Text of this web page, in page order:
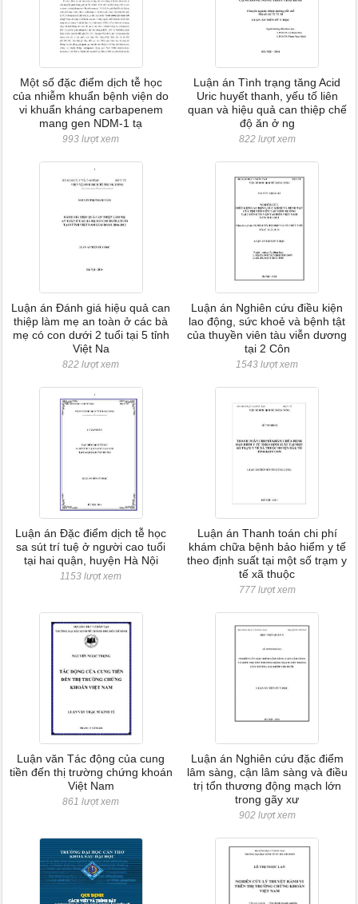
Một số đặc điểm dịch tễ học
của nhiễm khuẩn bệnh viện do
vi khuẩn kháng carbapenem
mang gen NDM-1 tạ
993 lượt xem
Luận án Tình trạng tăng Acid
Uric huyết thanh, yếu tố liên
quan và hiệu quả can thiệp chế
độ ăn ở ng
822 lượt xem
Luận án Đánh giá hiệu quả can
thiệp làm mẹ an toàn ở các bà
mẹ có con dưới 2 tuổi tại 5 tỉnh
Việt Na
822 lượt xem
Luận án Nghiên cứu điều kiện
lao động, sức khoẻ và bệnh tật
của thuyền viên tàu viễn dương
tại 2 Côn
1543 lượt xem
Luận án Đặc điểm dịch tễ học
sa sút trí tuệ ở người cao tuổi
tại hai quận, huyện Hà Nội
1153 lượt xem
Luận án Thanh toán chi phí
khám chữa bệnh bảo hiểm y tế
theo định suất tại một số trạm y
tế xã thuộc
777 lượt xem
Luận văn Tác động của cung
tiền đến thị trường chứng khoán
Việt Nam
861 lượt xem
Luận án Nghiên cứu đặc điểm
lâm sàng, cận lâm sàng và điều
trị tổn thương động mạch lớn
trong gãy xư
902 lượt xem